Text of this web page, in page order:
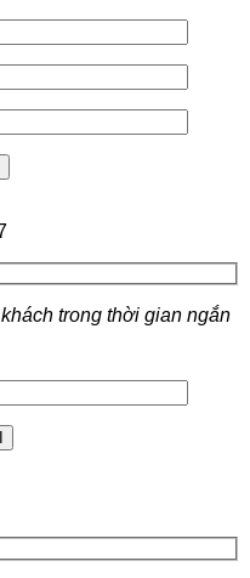
trong thời gian ngắn